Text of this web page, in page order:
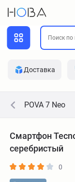
Доставка
POVA 7 Neo
Смартфон
серебристый
0